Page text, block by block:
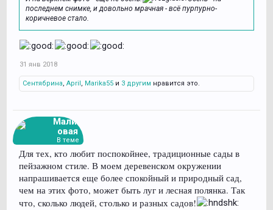
последнем снимке, и довольно мрачная - всё пурпурно-
коричневое стало.
31 янв 2018
Сентябрина, April , Marika55 и 3 другим нравится это.
Малин
овая
В теме
Для тех, кто любит поспокойнее, традиционные сады в
пейзажном стиле. В моем деревенском окружении
напрашивается еще более спокойный и природный сад,
чем на этих фото, может быть луг и лесная полянка. Так
что, сколько людей, столько и разных садов!